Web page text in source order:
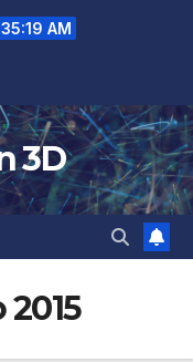
AM
3D